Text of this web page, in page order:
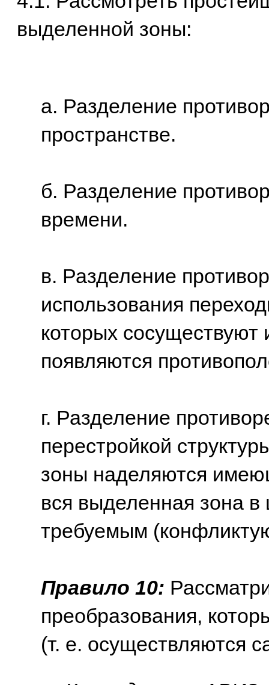
выделенной зоны:
а. Разделение
пространстве.
б. Разделение
времени.
в. Разделение
использования
которых
появляются
г. Разделение
перестройкой
зоны наделяются
вся выделенная зона
требуемым
Правило 10:
преобразования,
(т. е. осуществляются